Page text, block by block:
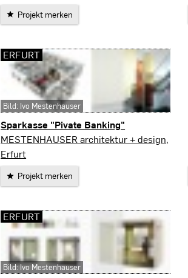
Projekt merken
Sparkasse "Pivate Banking"
Erfurt
MESTENHAUSER architektur + design,
Erfurt
Projekt merken
ERFURT
Bild: Ivo Mestenhauser
ERFURT
Bild: Ivo Mestenhauser